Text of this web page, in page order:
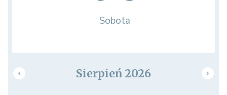
Sobota
Sierpień 2026